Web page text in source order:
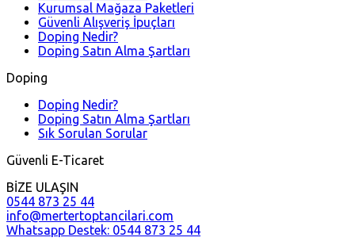
Kurumsal Mağaza Paketleri
Güvenli Alışveriş İpuçları
Doping Nedir?
Doping Satın Alma Şartları
Doping
Doping Nedir?
Doping Satın Alma Şartları
Sık Sorulan Sorular
Güvenli E-Ticaret
BİZE ULAŞIN
0544 873 25 44
info@mertertoptancilari.com
Whatsapp Destek: 0544 873 25 44